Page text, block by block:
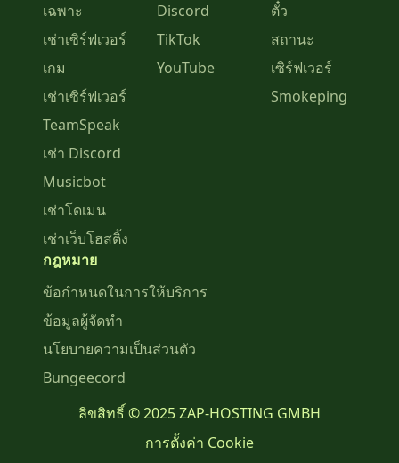
เฉพาะ
เช่าเซิร์ฟเวอร์
เกม
เช่าเซิร์ฟเวอร์
TeamSpeak
เช่า Discord
Musicbot
เช่าโดเมน
เช่าเว็บโฮสติ้ง
Discord
TikTok
YouTube
ตั๋ว
สถานะ
เซิร์ฟเวอร์
Smokeping
กฎหมาย
ข้อกำหนดในการให้บริการ
ข้อมูลผู้จัดทำ
นโยบายความเป็นส่วนตัว
Bungeecord
ลิขสิทธิ์ © 2025 ZAP-HOSTING GMBH
การตั้งค่า Cookie